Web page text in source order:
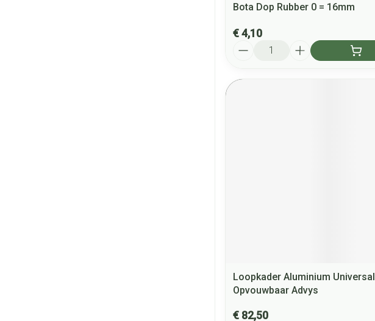
Bota Dop Rubber 0 = 16mm
€ 4,10
Loopkader Aluminium Universal
Opvouwbaar Advys
€ 82,50